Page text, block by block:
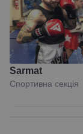
Sarmat
Спортивна секція